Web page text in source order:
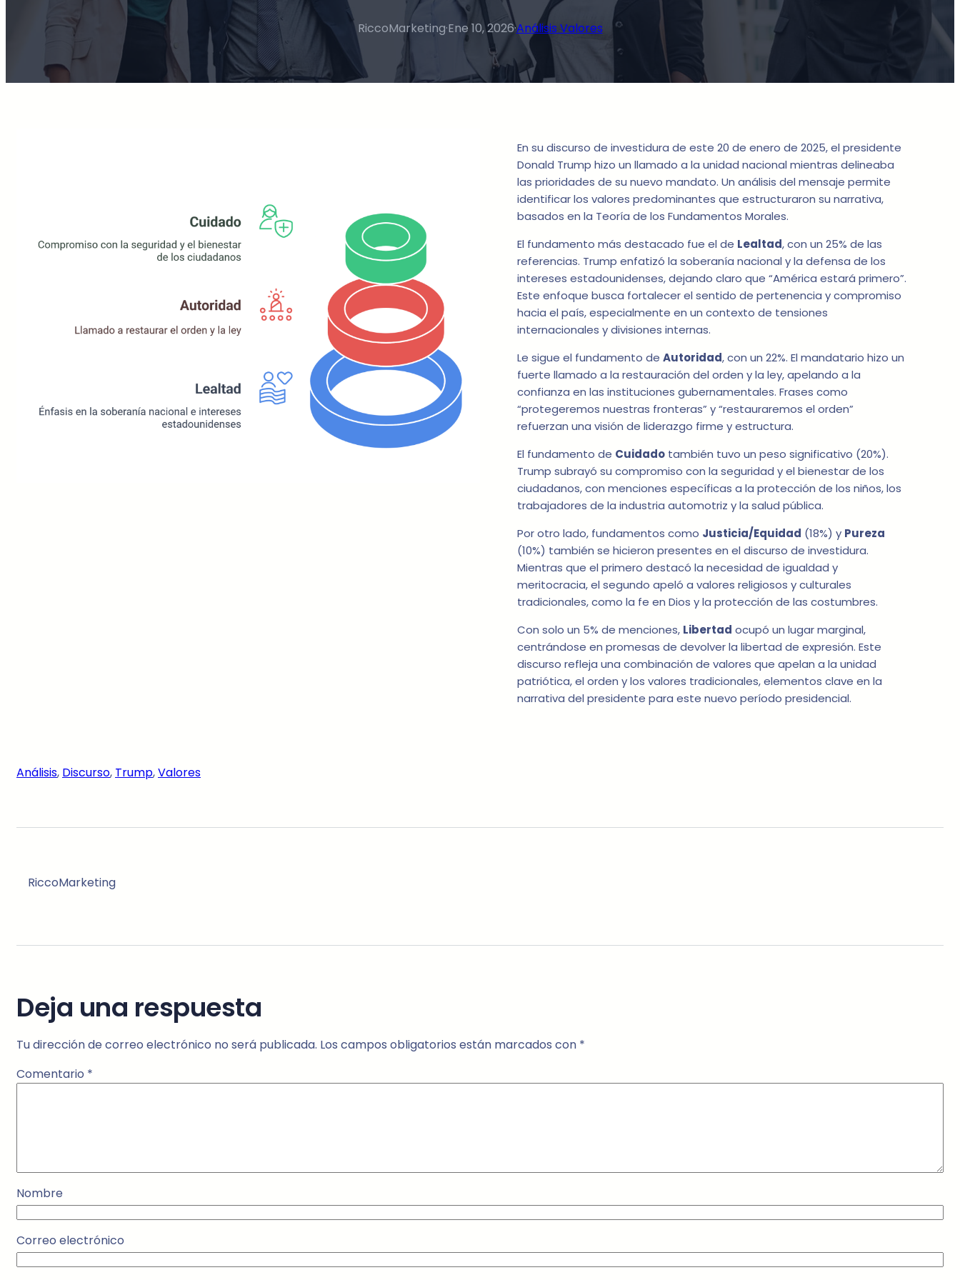
RiccoMarketing·Ene 10, 2026·Análisis Valores
En su discurso de investidura de este 20 de enero de 2025, el presidente
Donald Trump hizo un llamado a la unidad nacional mientras delineaba
las prioridades de su nuevo mandato. Un análisis del mensaje permite
identificar los valores predominantes que estructuraron su narrativa,
basados en la Teoría de los Fundamentos Morales.
El fundamento más destacado fue el de Lealtad, con un 25% de las
referencias. Trump enfatizó la soberanía nacional y la defensa de los
intereses estadounidenses, dejando claro que “América estará primero”.
Este enfoque busca fortalecer el sentido de pertenencia y compromiso
hacia el país, especialmente en un contexto de tensiones
internacionales y divisiones internas.
Le sigue el fundamento de Autoridad, con un 22%. El mandatario hizo un
fuerte llamado a la restauración del orden y la ley, apelando a la
confianza en las instituciones gubernamentales. Frases como
“protegeremos nuestras fronteras” y “restauraremos el orden”
refuerzan una visión de liderazgo firme y estructura.
El fundamento de Cuidadotambién tuvo un peso significativo (20%).
Trump subrayó su compromiso con la seguridad y el bienestar de los
ciudadanos, con menciones específicas a la protección de los niños, los
trabajadores de la industria automotriz y la salud pública.
Por otro lado, fundamentos como Justicia/Equidad (18%) y Pureza
(10%) también se hicieron presentes en el discurso de investidura.
Mientras que el primero destacó la necesidad de igualdad y
meritocracia, el segundo apeló a valores religiosos y culturales
tradicionales, como la fe en Dios y la protección de las costumbres.
Con solo un 5% de menciones, Libertad ocupó un lugar marginal,
centrándose en promesas de devolver la libertad de expresión. Este
discurso refleja una combinación de valores que apelan a la unidad
patriótica, el orden y los valores tradicionales, elementos clave en la
narrativa del presidente para este nuevo período presidencial.
Análisis, Discurso, Trump, Valores
RiccoMarketing
Deja una respuesta
Tu dirección de correo electrónico no será publicada. Los campos obligatorios están marcados con *
Comentario *
Nombre
Correo electrónico